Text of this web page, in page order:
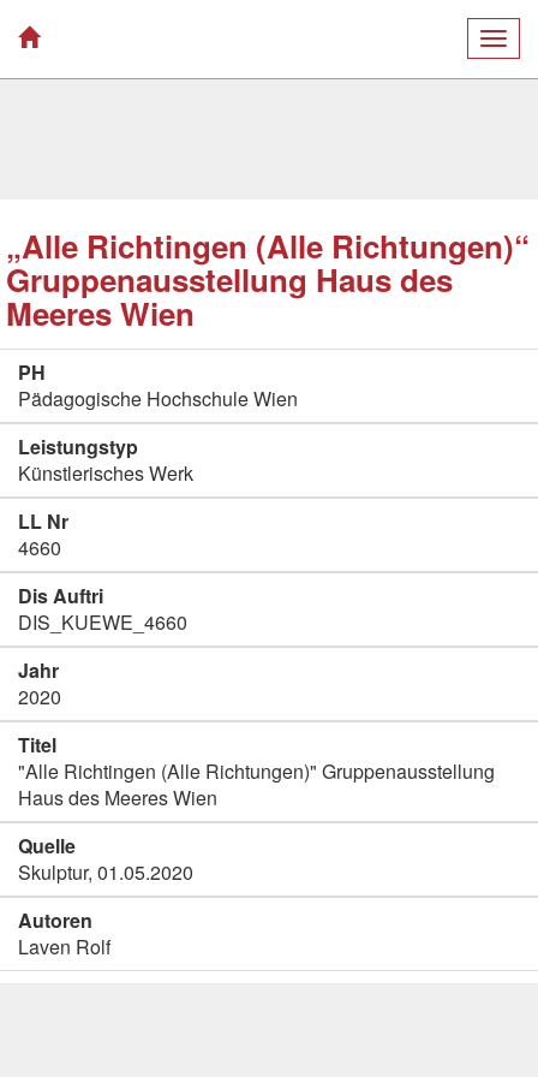
„Alle Richtingen (Alle Richtungen)“
Gruppenausstellung Haus des
Meeres Wien
PH
Pädagogische Hochschule Wien
Leistungstyp
Künstlerisches Werk
LL Nr
4660
Dis Auftri
DIS_KUEWE_4660
Jahr
2020
Titel
"Alle Richtingen (Alle Richtungen)" Gruppenausstellung
Haus des Meeres Wien
Quelle
Skulptur, 01.05.2020
Autoren
Laven Rolf